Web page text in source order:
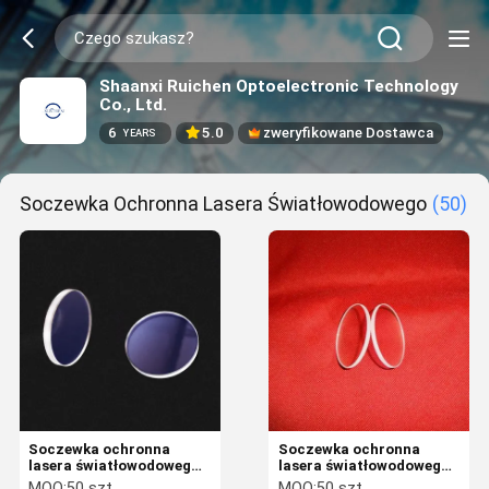
Shaanxi Ruichen Optoelectronic Technology
Co., Ltd.
6 YEARS 5.0 zweryfikowane Dostawca
Soczewka Ochronna Lasera Światłowodowego (50)
Soczewka ochronna
lasera światłowodowego
1064nm AR
Soczewka ochronna
lasera światłowodowego
H-K9L